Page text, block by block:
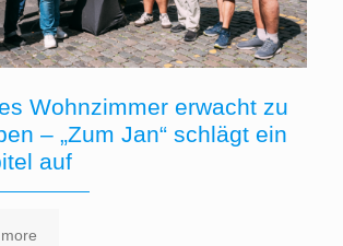
Wohnzimmer erwacht zu
– „Zum Jan“ schlägt ein
auf